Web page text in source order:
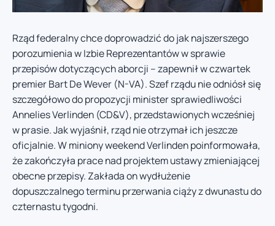
Rząd federalny chce doprowadzić do jak najszerszego
porozumienia w Izbie Reprezentantów w sprawie
przepisów dotyczących aborcji – zapewnił w czwartek
premier Bart De Wever (N-VA). Szef rządu nie odniósł się
szczegółowo do propozycji minister sprawiedliwości
Annelies Verlinden (CD&V), przedstawionych wcześniej
w prasie. Jak wyjaśnił, rząd nie otrzymał ich jeszcze
oficjalnie. W miniony weekend Verlinden poinformowała,
że zakończyła prace nad projektem ustawy zmieniającej
obecne przepisy. Zakłada on wydłużenie
dopuszczalnego terminu przerwania ciąży z dwunastu do
czternastu tygodni.